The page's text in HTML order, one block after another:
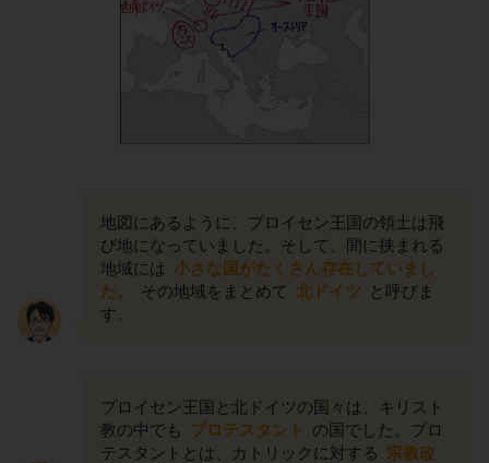
地図にあるように、プロイセン王国の領土は飛
び地になっていました。そして、間に挟まれる
地域には 小さな国がたくさん存在していまし
た。
その地域をまとめて 北ドイツ
と呼びま
す。
プロイセン王国と北ドイツの国々は、キリスト
教の中でも プロテスタント
の国でした。プロ
テスタントとは、カトリックに対する 宗教改